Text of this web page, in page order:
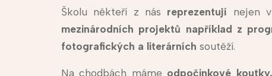
Školu někteří z nás reprezentují nejen
mezinárodních projektů například z
fotografických a literárních soutěží.
Na chodbách máme odpočinkové koutky,